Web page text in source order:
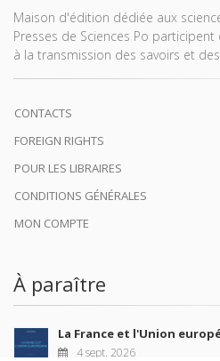
Maison d'édition dédiée aux
Presses de Sciences Po
à la transmission des savoirs et
CONTACTS
FOREIGN RIGHTS
POUR LES LIBRAIRES
CONDITIONS GÉNÉRALES
MON COMPTE
À paraître
La France et l'Union
4 sept. 2026